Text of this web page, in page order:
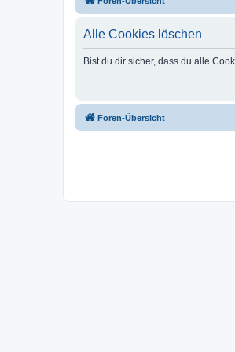
Alle Cookies löschen
Bist du dir sicher, dass du alle
Foren-Übersicht